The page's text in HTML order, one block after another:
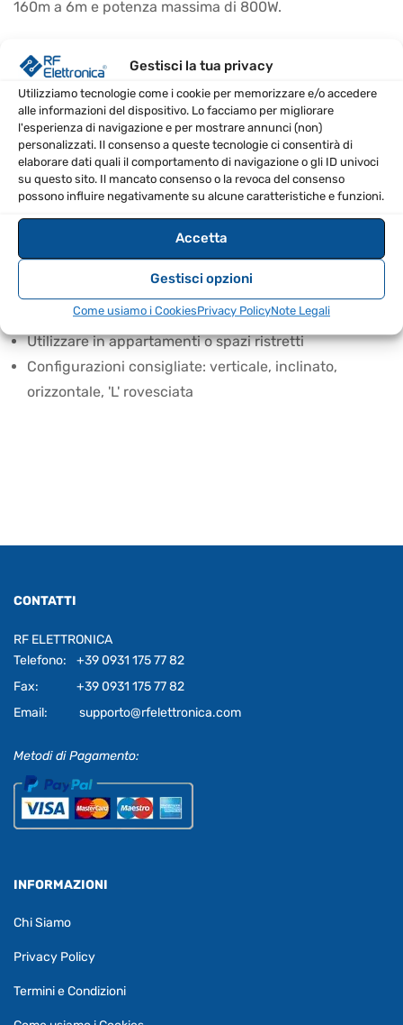
Gestisci la tua privacy
Utilizziamo tecnologie come i cookie per memorizzare e/o accedere
alle informazioni del dispositivo. Lo facciamo per migliorare
l'esperienza di navigazione e per mostrare annunci (non)
personalizzati. Il consenso a queste tecnologie ci consentirà di
elaborare dati quali il comportamento di navigazione o gli ID univoci
su questo sito. Il mancato consenso o la revoca del consenso
possono influire negativamente su alcune caratteristiche e funzioni.
Accetta
Gestisci opzioni
Come usiamo i CookiesPrivacy PolicyNote Legali
160m a 6m e potenza massima di 800W.
Compatibile con antenne da 160m a 6m
Potenza massima di 800W
Non richiede messa a terra
Possibilità di diverse configurazioni di antenne
CONTENUTO DELLA CONFEZIONE
Cavo di alimentazione terminale
CONSIGLI D’USO
Utilizzare in appartamenti o spazi ristretti
Configurazioni consigliate: verticale, inclinato,
orizzontale, 'L' rovesciata
CONTATTI
RF ELETTRONICA
Telefono:
+39 0931 175 77 82
Fax:
+39 0931 175 77 82
Email:
supporto@rfelettronica.com
Metodi di Pagamento:
INFORMAZIONI
Chi Siamo
Privacy Policy
Termini e Condizioni